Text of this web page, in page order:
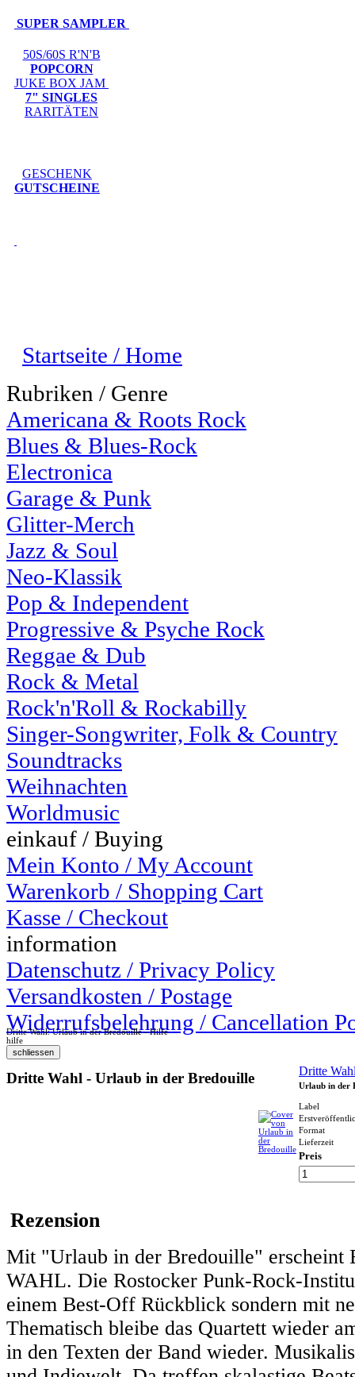
SUPER SAMPLER
50S/60S R'N'B
POPCORN
JUKE BOX JAM
7" SINGLES
RARITÄTEN
GESCHENK
GUTSCHEINE
Startseite / Home
Rubriken / Genre
Americana & Roots Rock
Blues & Blues-Rock
Electronica
Garage & Punk
Glitter-Merch
Jazz & Soul
Neo-Klassik
Pop & Independent
Progressive & Psyche Rock
Reggae & Dub
Rock & Metal
Rock'n'Roll & Rockabilly
Singer-Songwriter, Folk & Country
Soundtracks
Weihnachten
Worldmusic
einkauf / Buying
Mein Konto / My Account
Warenkorb / Shopping Cart
Kasse / Checkout
information
Datenschutz / Privacy Policy
Versandkosten / Postage
Widerrufsbelehrung / Cancellation
Dritte Wahl: Urlaub in der Bredouille - Hilfe
hilfe
Dritte Wahl - Urlaub in der Bredouille Dritte
Urlaub in der
Label
Format
Lieferzeit
Preis
Rezension
Mit "Urlaub in der Bredouille" erscheint
WAHL. Die Rostocker Punk-Rock-
einem Best-Off Rückblick sondern mit
Thematisch bleibe das Quartett wieder
in den Texten der Band wieder.